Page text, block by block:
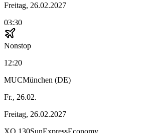
Freitag, 26.02.2027
03:30
Nonstop
12:20
MUCMünchen (DE)
Fr., 26.02.
Freitag, 26.02.2027
XQ 130SunExpressEconomy